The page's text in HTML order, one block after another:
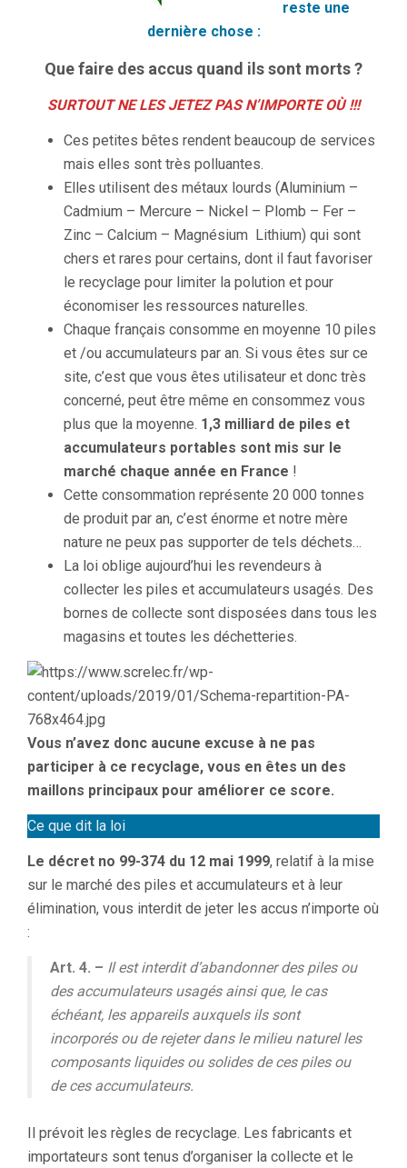
reste une
dernière chose :
Que faire des accus quand ils sont morts ?
SURTOUT NE LES JETEZ PAS N’IMPORTE OÙ !!!
Ces petites bêtes rendent beaucoup de services
mais elles sont très polluantes.
Elles utilisent des métaux lourds (Aluminium –
Cadmium – Mercure – Nickel – Plomb – Fer –
Zinc – Calcium – Magnésium  Lithium) qui sont
chers et rares pour certains, dont il faut favoriser
le recyclage pour limiter la polution et pour
économiser les ressources naturelles.
Chaque français consomme en moyenne 10 piles
et /ou accumulateurs par an. Si vous êtes sur ce
site, c’est que vous êtes utilisateur et donc très
concerné, peut être même en consommez vous
plus que la moyenne. 1,3 milliard de piles et
accumulateurs portables sont mis sur le
marché chaque année en France !
Cette consommation représente 20 000 tonnes
de produit par an, c’est énorme et notre mère
nature ne peux pas supporter de tels déchets…
La loi oblige aujourd’hui les revendeurs à
collecter les piles et accumulateurs usagés. Des
bornes de collecte sont disposées dans tous les
magasins et toutes les déchetteries.
Vous n’avez donc aucune excuse à ne pas
participer à ce recyclage, vous en êtes un des
maillons principaux pour améliorer ce score.
Ce que dit la loi
Le décret no 99-374 du 12 mai 1999, relatif à la mise
sur le marché des piles et accumulateurs et à leur
élimination, vous interdit de jeter les accus n’importe où
:
Art. 4. – Il est interdit d’abandonner des piles ou
des accumulateurs usagés ainsi que, le cas
échéant, les appareils auxquels ils sont
incorporés ou de rejeter dans le milieu naturel les
composants liquides ou solides de ces piles ou
de ces accumulateurs.
Il prévoit les règles de recyclage. Les fabricants et
importateurs sont tenus d’organiser la collecte et le